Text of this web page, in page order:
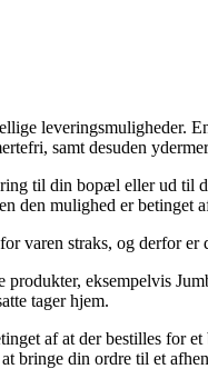
leveringsmuligheder.
samt desuden
til din bopæl eller ud
den mulighed er betinget
varen straks, og derfor
eksempelvis
tager hjem.
af at der bestilles for
bringe din ordre til et